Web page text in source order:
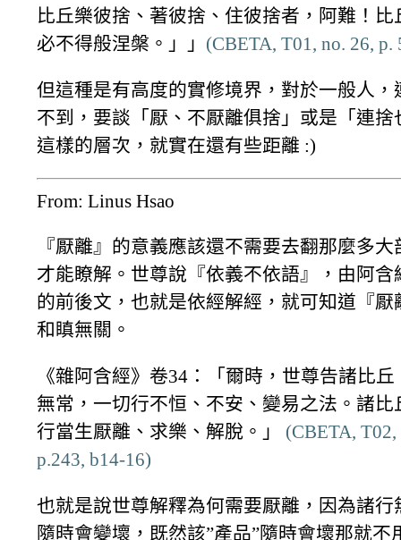
比丘樂彼捨、著彼捨、住彼捨者，阿難！比
必不得般涅槃。」」 (CBETA, T01, no. 26, p.
但這種是有高度的實修境界，對於一般人，
不到，要談「厭、不厭離俱捨」或是「連捨
這樣的層次，就實在還有些距離 :)
From: Linus Hsao
『厭離』的意義應該還不需要去翻那麼多
才能瞭解。世尊說『依義不依語』，由阿含
的前後文，也就是依經解經，就可知道『厭
和瞋無關。
《雜阿含經》卷34：「爾時，世尊告諸比
無常，一切行不恒、不安、變易之法。諸比
行當生厭離、求樂、解脫。」 (CBETA, T02,
p.243, b14-16)
也就是說世尊解釋為何需要厭離，因為諸行
隨時會變壞，既然該”產品”隨時會壞那就不